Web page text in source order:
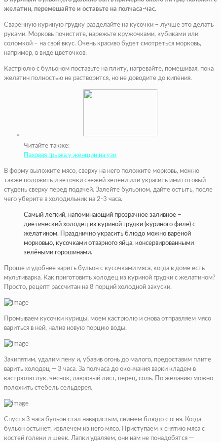
желатин, перемешайте и оставьте на полчаса-час.
Сваренную куриную грудку разделайте на кусочки – лучше это делать
руками. Морковь почистите, нарежьте кружочками, кубиками или
соломкой – на свой вкус. Очень красиво будет смотреться морковь,
например, в виде цветочков.
Кастрюлю с бульоном поставьте на плиту, нагревайте, помешивая, пока
желатин полностью не растворится, но не доводите до кипения.
Читайте также:
Паховая грыжа у женщин на узи
В форму выложите мясо, сверху на него положите морковь, можно
также положить и веточки свежей зелени или украсить ими готовый
студень сверху перед подачей. Залейте бульоном, дайте остыть, после
чего уберите в холодильник на 2-3 часа.
Самый лёгкий, напоминающий прозрачное заливное –
диетический холодец из куриной грудки (куриного филе) с
желатином. Празднично украсить блюдо можно варёной
морковью, кусочками отварного яйца, консервированными
зелёными горошинами.
Проще и удобнее варить бульон с кусочками мяса, когда в доме есть
мультиварка. Как приготовить холодец из куриной грудки с желатином?
Просто, рецепт рассчитан на 8 порций холодной закуски.
Промываем кусочки курицы, моем кастрюлю и снова отправляем мясо
вариться в ней, налив новую порцию воды.
Закипятим, удалим пену и, убавив огонь до малого, предоставим плите
варить холодец — 3 часа. За полчаса до окончания варки кладем в
кастрюлю лук, чеснок, лавровый лист, перец, соль. По желанию можно
положить стебель сельдерея.
Спустя 3 часа бульон стал наваристым, снимем блюдо с огня. Когда
бульон остынет, извлечем из него мясо. Приступаем к снятию мяса с
костей голени и шеек. Лапки удаляем, они нам не понадобятся —